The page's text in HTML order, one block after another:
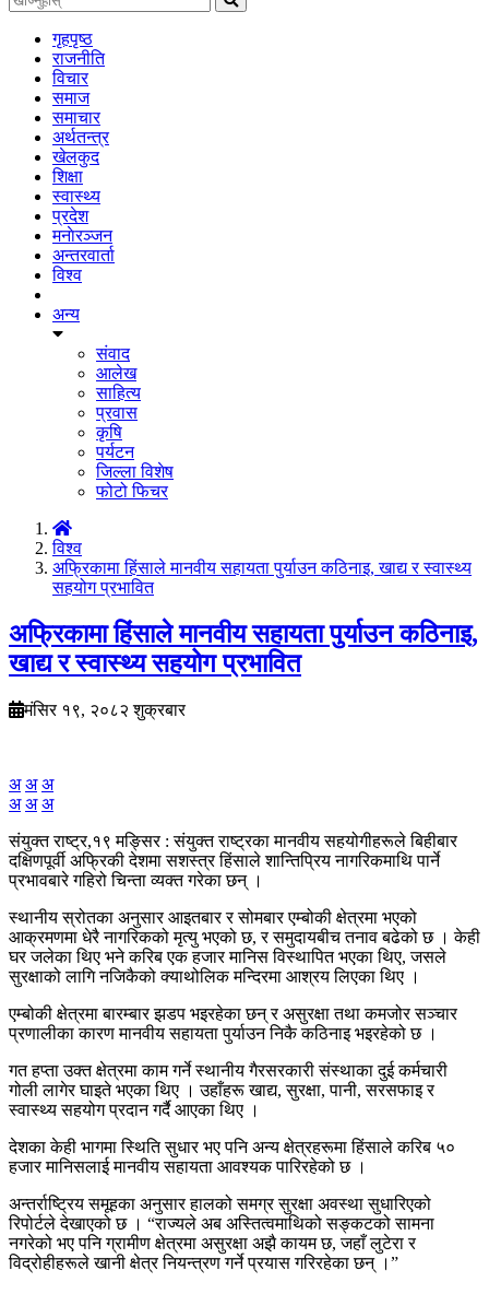
गृहपृष्‍ठ
राजनीति
विचार
समाज
समाचार
अर्थतन्त्र
खेलकुद
शिक्षा
स्वास्थ्य
प्रदेश
मनाेरञ्जन
अन्तरवार्ता
विश्व
अन्य
संवाद
आलेख
साहित्य
प्रवास
कृषि
पर्यटन
जिल्ला विशेष
फोटो फिचर
विश्व
अफ्रिकामा हिंसाले मानवीय सहायता पुर्याउन कठिनाइ, खाद्य र स्वास्थ्य
सहयोग प्रभावित
अफ्रिकामा हिंसाले मानवीय सहायता पुर्याउन कठिनाइ,
खाद्य र स्वास्थ्य सहयोग प्रभावित
मंसिर १९, २०८२ शुक्रबार
अ अ अ
अ अ अ
संयुक्त राष्ट्र,१९ मङ्सिर : संयुक्त राष्ट्रका मानवीय सहयोगीहरूले बिहीबार
दक्षिणपूर्वी अफ्रिकी देशमा सशस्त्र हिंसाले शान्तिप्रिय नागरिकमाथि पार्ने
प्रभावबारे गहिरो चिन्ता व्यक्त गरेका छन् ।
स्थानीय स्रोतका अनुसार आइतबार र सोमबार एम्बोकी क्षेत्रमा भएको
आक्रमणमा धेरै नागरिकको मृत्यु भएको छ, र समुदायबीच तनाव बढेको छ । केही
घर जलेका थिए भने करिब एक हजार मानिस विस्थापित भएका थिए, जसले
सुरक्षाको लागि नजिकैको क्याथोलिक मन्दिरमा आश्रय लिएका थिए ।
एम्बोकी क्षेत्रमा बारम्बार झडप भइरहेका छन् र असुरक्षा तथा कमजोर सञ्चार
प्रणालीका कारण मानवीय सहायता पुर्याउन निकै कठिनाइ भइरहेको छ ।
गत हप्ता उक्त क्षेत्रमा काम गर्ने स्थानीय गैरसरकारी संस्थाका दुई कर्मचारी
गोली लागेर घाइते भएका थिए । उहाँहरू खाद्य, सुरक्षा, पानी, सरसफाइ र
स्वास्थ्य सहयोग प्रदान गर्दै आएका थिए ।
देशका केही भागमा स्थिति सुधार भए पनि अन्य क्षेत्रहरूमा हिंसाले करिब ५०
हजार मानिसलाई मानवीय सहायता आवश्यक पारिरहेको छ ।
अन्तर्राष्ट्रिय समूहका अनुसार हालको समग्र सुरक्षा अवस्था सुधारिएको
रिपोर्टले देखाएको छ । “राज्यले अब अस्तित्वमाथिको सङ्कटको सामना
नगरेको भए पनि ग्रामीण क्षेत्रमा असुरक्षा अझै कायम छ, जहाँ लुटेरा र
विद्रोहीहरूले खानी क्षेत्र नियन्त्रण गर्ने प्रयास गरिरहेका छन् ।”